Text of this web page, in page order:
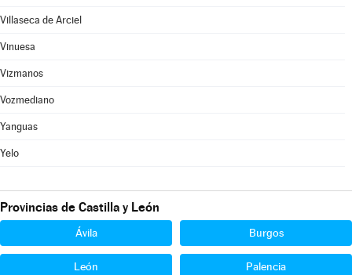
Villaseca de Arciel
Vinuesa
Vizmanos
Vozmediano
Yanguas
Yelo
Provincias de Castilla y León
Ávila Burgos
León Palencia